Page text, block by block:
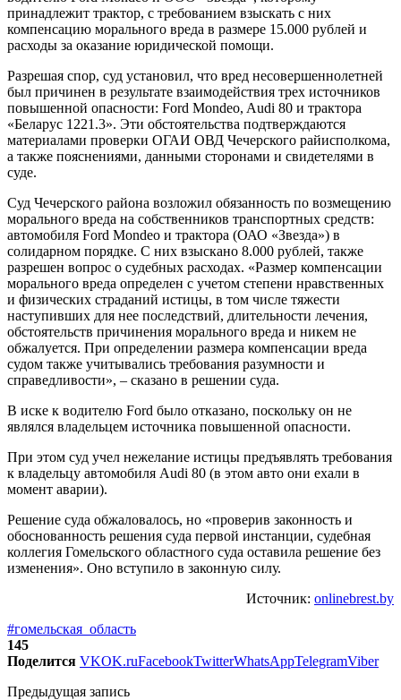
принадлежит трактор, с требованием взыскать с них
компенсацию морального вреда в размере 15.000 рублей и
расходы за оказание юридической помощи.
Разрешая спор, суд установил, что вред несовершеннолетней
был причинен в результате взаимодействия трех источников
повышенной опасности: Ford Mondeo, Audi 80 и трактора
«Беларус 1221.3». Эти обстоятельства подтверждаются
материалами проверки ОГАИ ОВД Чечерского райисполкома,
а также пояснениями, данными сторонами и свидетелями в
суде.
Суд Чечерского района возложил обязанность по возмещению
морального вреда на собственников транспортных средств:
автомобиля Ford Mondeo и трактора (ОАО «Звезда») в
солидарном порядке. С них взыскано 8.000 рублей, также
разрешен вопрос о судебных расходах. «Размер компенсации
морального вреда определен с учетом степени нравственных
и физических страданий истицы, в том числе тяжести
наступивших для нее последствий, длительности лечения,
обстоятельств причинения морального вреда и никем не
обжалуется. При определении размера компенсации вреда
судом также учитывались требования разумности и
справедливости», – сказано в решении суда.
В иске к водителю Ford было отказано, поскольку он не
являлся владельцем источника повышенной опасности.
При этом суд учел нежелание истицы предъявлять требования
к владельцу автомобиля Audi 80 (в этом авто они ехали в
момент аварии).
Решение суда обжаловалось, но «проверив законность и
обоснованность решения суда первой инстанции, судебная
коллегия Гомельского областного суда оставила решение без
изменения». Оно вступило в законную силу.
Источник: onlinebrest.by
#гомельская_область
145
Поделится VKOK.ruFacebookTwitterWhatsAppTelegramViber
Предыдущая запись